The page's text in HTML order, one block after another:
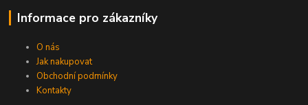
Informace pro zákazníky
O nás
Jak nakupovat
Obchodní podmínky
Kontakty